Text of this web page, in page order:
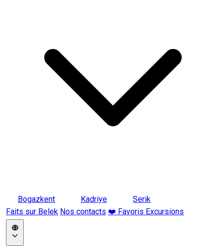
Bogazkent Kadriye
Serik
Faits sur Belek Nos contacts ❤️ Favoris Excursions